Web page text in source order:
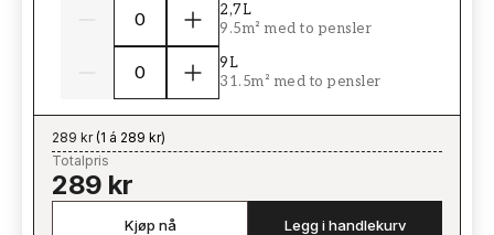
2,7L
9.5m² med to pensler
9L
31.5m² med to pensler
289 kr(1 á 289 kr)
Totalpris
289 kr
Kjøp nå Legg i handlekurv